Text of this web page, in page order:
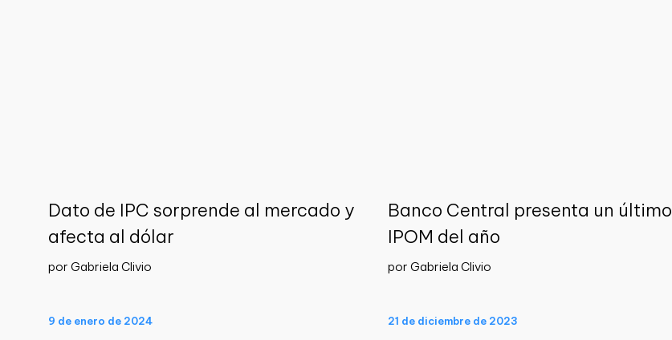
Dato de IPC sorprende al mercado y
afecta al dólar
por Gabriela Clivio
9 de enero de 2024
Banco Central presenta un último
IPOM del año
por Gabriela Clivio
21 de diciembre de 2023